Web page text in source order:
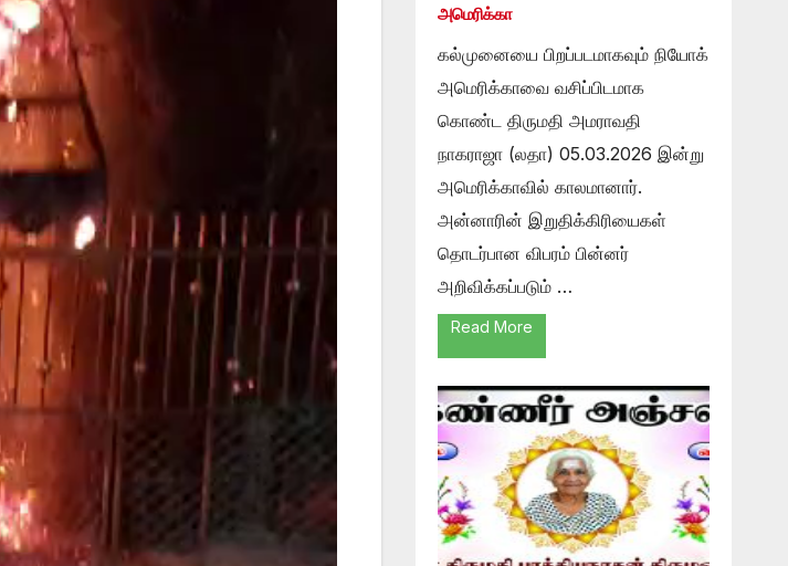
அமெரிக்கா
கல்முனையை பிறப்படமாகவும் நியோக்
அமெரிக்காவை வசிப்பிடமாக
கொண்ட திருமதி அமராவதி
நாகராஜா (லதா) 05.03.2026 இன்று
அமெரிக்காவில் காலமானார்.
அன்னாரின் இறுதிக்கிரியைகள்
தொடர்பான விபரம் பின்னர்
அறிவிக்கப்படும் …
Read More